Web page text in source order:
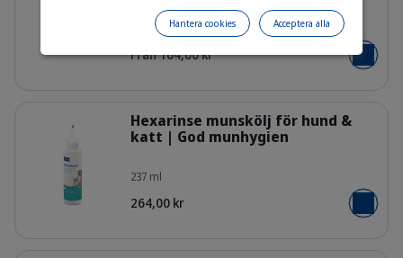
307866_Bag_Veggiedent-
M - S - L - XS
Från 164,00 kr Lägg i
Hexarinse munskölj för hund &
katt | God munhygien
237 ml
264,00 kr Lägg i
Acceptera alla
Hantera cookies